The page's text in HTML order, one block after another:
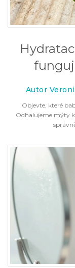
Autor
Objevte, které
Odhalujeme mýty